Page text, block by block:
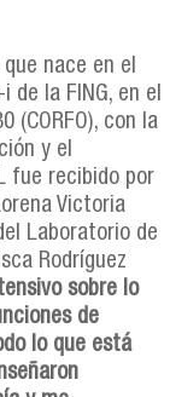
nace en el
de la FING, en el
(CORFO), con la
y el
fue recibido por
Victoria
Laboratorio de
Rodríguez
sobre lo
de
lo que está